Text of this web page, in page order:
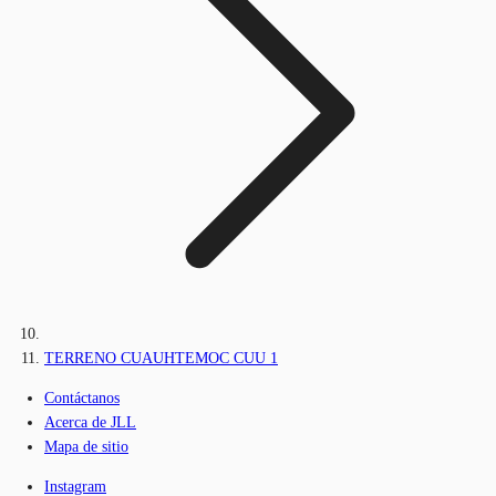
TERRENO CUAUHTEMOC CUU 1
Contáctanos
Acerca de JLL
Mapa de sitio
Instagram